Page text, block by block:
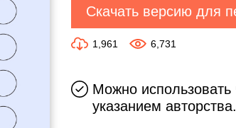
Скачать версию для
1,961 6,731
Можно
указанием авторства.